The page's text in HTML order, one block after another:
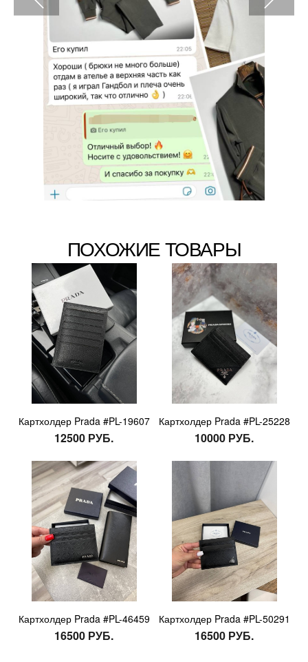
ПОХОЖИЕ ТОВАРЫ
Картхолдер Prada #PL-19607
12500 РУБ.
Картхолдер Prada #PL-25228
10000 РУБ.
Картхолдер Prada #PL-46459
16500 РУБ.
Картхолдер Prada #PL-50291
16500 РУБ.